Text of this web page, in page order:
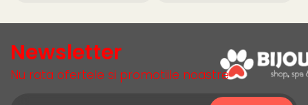
Newsletter
Nu rata ofertele si promotiile noastre